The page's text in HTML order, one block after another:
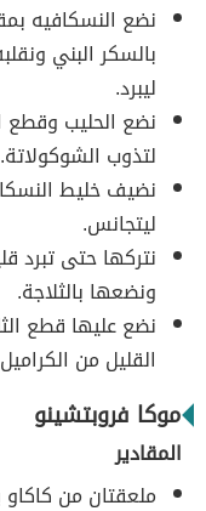
نضع النسكافيه
بالسكر البني
ليبرد.
نضع الحليب وقطع
لتذوب الشوكولاتة.
نضيف خليط
ليتجانس.
نتركها حتى تبرد
ونضعها بالثلاجة.
نضع عليها قطع
القليل من
موكا فروبتشينو
المقادير
ملعقتان من كاكاو